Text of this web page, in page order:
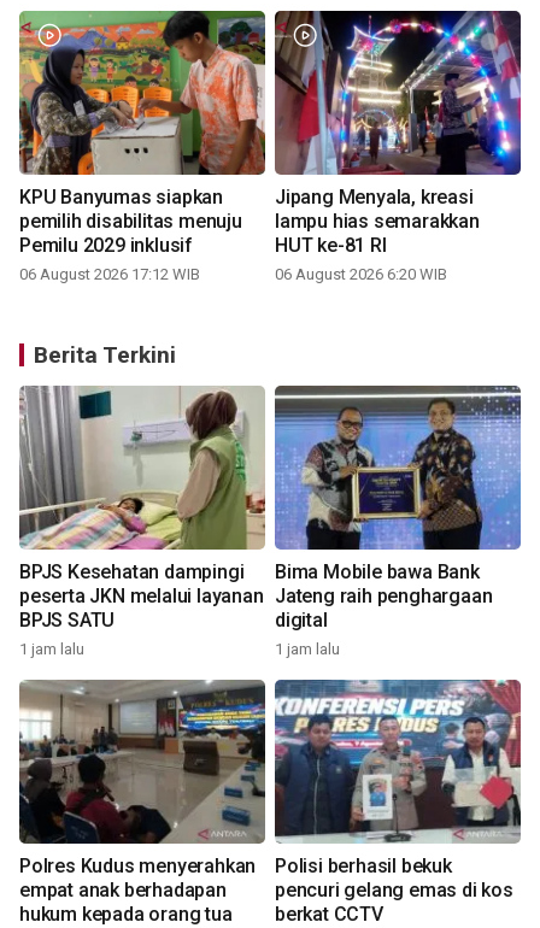
KPU Banyumas siapkan
pemilih disabilitas menuju
Pemilu 2029 inklusif
06 August 2026 17:12 WIB
Jipang Menyala, kreasi
lampu hias semarakkan
HUT ke-81 RI
06 August 2026 6:20 WIB
Berita Terkini
BPJS Kesehatan dampingi
peserta JKN melalui layanan
BPJS SATU
1 jam lalu
Bima Mobile bawa Bank
Jateng raih penghargaan
digital
1 jam lalu
Polres Kudus menyerahkan
empat anak berhadapan
hukum kepada orang tua
Polisi berhasil bekuk
pencuri gelang emas di kos
berkat CCTV